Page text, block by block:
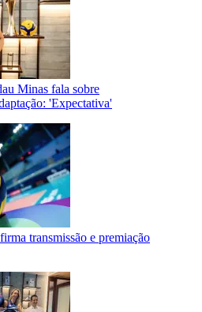
Minas fala sobre
'Expectativa'
transmissão e premiação